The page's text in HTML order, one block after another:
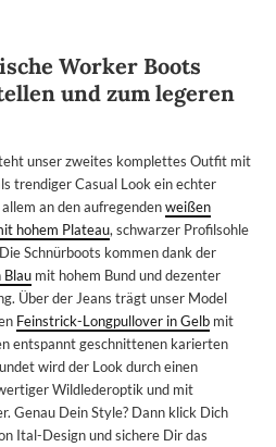
Worker Boots
und zum legeren
unser zweites komplettes Outfit mit
trendiger Casual Look ein echter
an den aufregendenweißen
hohem Plateau, schwarzer Profilsohle
Schnürboots kommen dank der
Blau mit hohem Bund und dezenter
Über der Jeans trägt unser Model
Feinstrick-Longpullover in Gelb mit
entspannt geschnittenen karierten
wird der Look durch einen
Wildlederoptik und mit
Genau Dein Style? Dann klick Dich
Ital-Design und sichere Dir das